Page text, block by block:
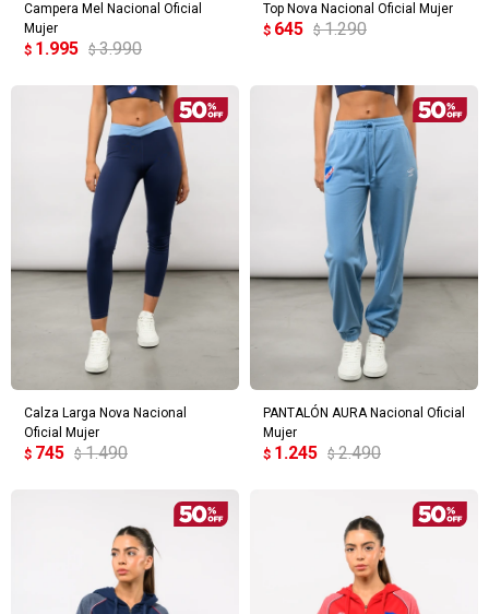
Campera Mel Nacional Oficial
Mujer
$ 1.995 $ 3.990
Top Nova Nacional Oficial Mujer
$ 645 $ 1.290
Calza Larga Nova Nacional
Oficial Mujer
$ 745 $ 1.490
PANTALÓN AURA Nacional Oficial
Mujer
$ 1.245 $ 2.490
¡Sumate a la forma más ágil de
Comprá en 3 cuotas sin recargo o hasta en
12 cuotas * ¡Solo con tu cédula!
* sujeto aprobación crediticia.